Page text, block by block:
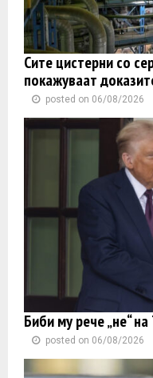
Сите цистерни со
покажуваат
posted on 06/08/2026
Биби му рече „не“
posted on 06/08/2026